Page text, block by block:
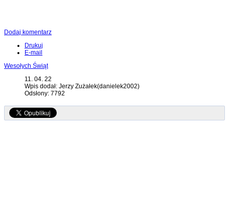
Dodaj komentarz
Drukuj
E-mail
Wesołych Świąt
11. 04. 22
Wpis dodał: Jerzy Zużałek(danielek2002)
Odsłony: 7792